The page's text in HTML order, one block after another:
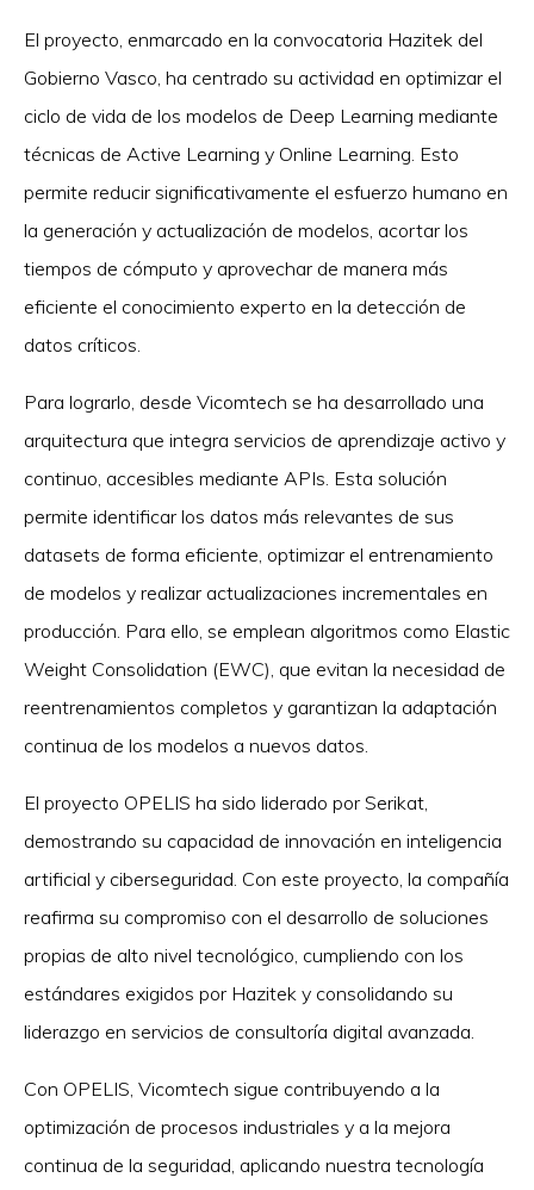
El proyecto, enmarcado en la convocatoria Hazitek del
Gobierno Vasco, ha centrado su actividad en optimizar el
ciclo de vida de los modelos de Deep Learning mediante
técnicas de Active Learning y Online Learning. Esto
permite reducir significativamente el esfuerzo humano en
la generación y actualización de modelos, acortar los
tiempos de cómputo y aprovechar de manera más
eficiente el conocimiento experto en la detección de
datos críticos.
Para lograrlo, desde Vicomtech se ha desarrollado una
arquitectura que integra servicios de aprendizaje activo y
continuo, accesibles mediante APIs. Esta solución
permite identificar los datos más relevantes de sus
datasets de forma eficiente, optimizar el entrenamiento
de modelos y realizar actualizaciones incrementales en
producción. Para ello, se emplean algoritmos como Elastic
Weight Consolidation (EWC), que evitan la necesidad de
reentrenamientos completos y garantizan la adaptación
continua de los modelos a nuevos datos.
El proyecto OPELIS ha sido liderado por Serikat,
demostrando su capacidad de innovación en inteligencia
artificial y ciberseguridad. Con este proyecto, la compañía
reafirma su compromiso con el desarrollo de soluciones
propias de alto nivel tecnológico, cumpliendo con los
estándares exigidos por Hazitek y consolidando su
liderazgo en servicios de consultoría digital avanzada.
Con OPELIS, Vicomtech sigue contribuyendo a la
optimización de procesos industriales y a la mejora
continua de la seguridad, aplicando nuestra tecnología